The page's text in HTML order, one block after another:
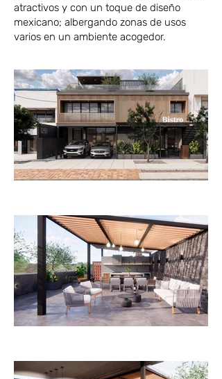
atractivos y con un toque de diseño
mexicano; albergando zonas de usos
varios en un ambiente acogedor.